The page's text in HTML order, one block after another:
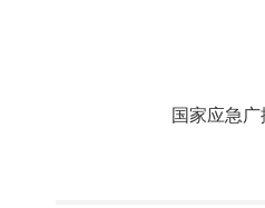
国家应急广播